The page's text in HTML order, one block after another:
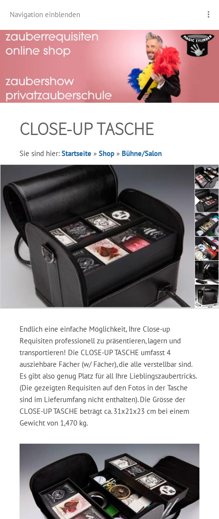
Navigation einblenden
CLOSE-UP TASCHE
Sie sind hier: Startseite » Shop » Bühne/Salon
Endlich eine einfache Möglichkeit, Ihre Close-up
Requisiten professionell zu präsentieren, lagern und
transportieren! Die CLOSE-UP TASCHE umfasst 4
ausziehbare Fächer (w/ Fächer), die alle verstellbar sind.
Es gibt also genug Platz für all Ihre Lieblingszaubertricks.
(Die gezeigten Requisiten auf den Fotos in der Tasche
sind im Lieferumfang nicht enthalten). Die Grösse der
CLOSE-UP TASCHE beträgt ca. 31x21x23 cm bei einem
Gewicht von 1,470 kg.